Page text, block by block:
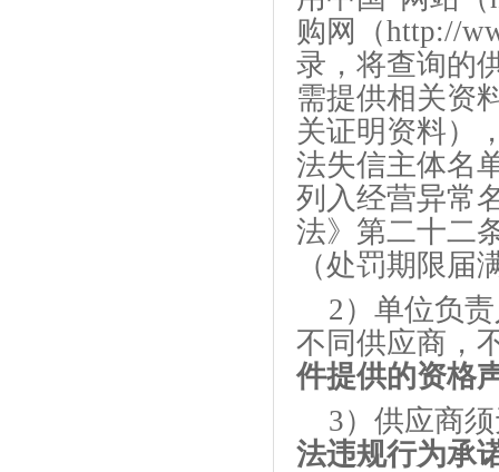
购网（http://
录，将查询的
需提供相关资
关证明资料）
法失信主体名
列入经营异常
法》第二十二
（处罚期限届
2）单位负
不同供应商，
件提供的资格
3） 供应商
法违规行为承